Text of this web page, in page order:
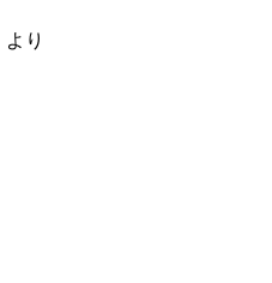
り